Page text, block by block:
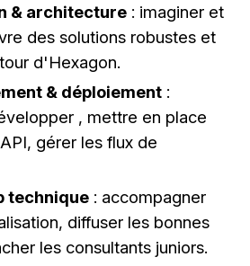
& architecture: imaginer et
des solutions robustes et
d'Hexagon.
& déploiement:
, mettre en place
gérer les flux de
technique: accompagner
diffuser les bonnes
les consultants juniors.